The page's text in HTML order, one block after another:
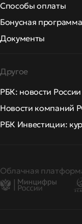
Способы оплаты
Бонусная программа
Документы
Другое
РБК: новости
Новости компаний
РБК Инвестиции:
Облачная